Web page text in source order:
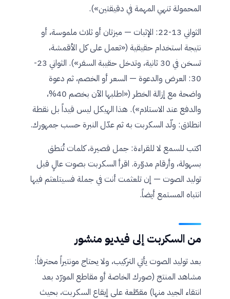
المحمولة تنهي المهمة في دقيقتين»).
الثواني 13-22: الإثبات — ميزتان أو ثلاث ملموسة، أو
نتيجة استخدام حقيقية («تعمل على كل الأقمشة،
تسخن في 30 ثانية، وتدخل حقيبة السفر»). الثواني 23-
30: العرض والدعوة — السعر أو الخصم، ثم دعوة
واضحة مع إزالة الخطر («اطلبها الآن بخصم 40%،
والدفع عند الاستلام»). هذا الهيكل ليس قيداً بل نقطة
انطلاق: ولّد السكربت به ثم عدّل النبرة حسب جمهورك.
اكتب للسمع لا للقراءة: جمل قصيرة، كلمات تُنطق
بسهولة، وأرقام مدوّرة. اقرأ السكربت بصوت عالٍ قبل
توليد الصوت — إن تلعثمت أنت في جملة فسيتلعثم فيها
انتباه المستمع أيضاً.
من السكربت إلى فيديو منشور
بعد توليد الصوت يأتي التركيب، ولا يحتاج مونتيراً محترفاً:
مشاهد المنتج (صورك الخاصة أو مقاطع المورّد بعد
انتقاء الجيد منها) مقطّعة على إيقاع السكربت، بحيث